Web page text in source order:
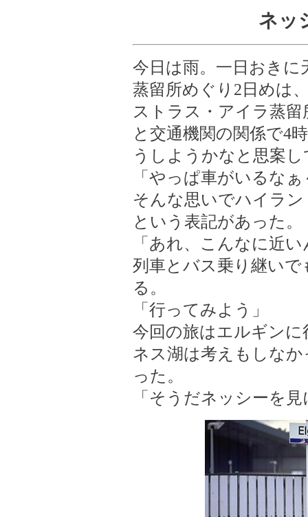
ネッ
今日は雨。一日おきに
蒸留所めぐり2日めは
ストラス・アイラ蒸
と交通機関の関係で4
うしようかなと思案
「やっぱ車がいるな
そんな思いでハイラ
という表記があった。
「あれ、こんなに近
列車とバス乗り継い
る。
「行ってみよう」
今回の旅はエルギン
ネス湖は考えもしな
った。
「そうだネッシーを